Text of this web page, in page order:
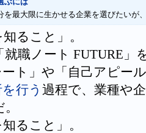
ぶには
を最大限に生かせる企業を選びたいが
ること」。
職ノート FUTURE」
ート」や「自己アピー
行う 過程で、業種や
ること」。